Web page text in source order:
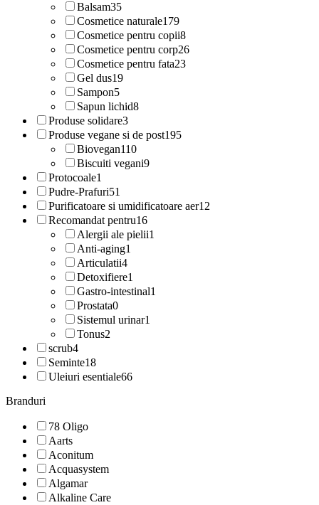
Balsam35
Cosmetice naturale179
Cosmetice pentru copii8
Cosmetice pentru corp26
Cosmetice pentru fata23
Gel dus19
Sampon5
Sapun lichid8
Produse solidare3
Produse vegane si de post195
Biovegan110
Biscuiti vegani9
Protocoale1
Pudre-Prafuri51
Purificatoare si umidificatoare aer12
Recomandat pentru16
Alergii ale pielii1
Anti-aging1
Articulatii4
Detoxifiere1
Gastro-intestinal1
Prostata0
Sistemul urinar1
Tonus2
scrub4
Seminte18
Uleiuri esentiale66
Branduri
78 Oligo
Aarts
Aconitum
Acquasystem
Algamar
Alkaline Care